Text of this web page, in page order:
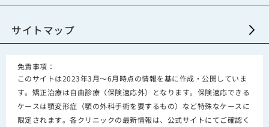
サイトマップ
免責事項：
このサイトは2023年3月～6月時点の情報を基に作成・公開していま
す。矯正治療は自由診療（保険適応外）となります。保険適応できる
ケースは顎変形症（顎の外科手術を要するもの）など特殊なケースに
限定されます。各クリニックの最新情報は、公式サイトにてご確認く